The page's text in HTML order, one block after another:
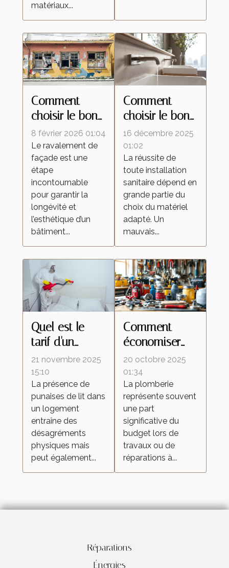
matériaux...
Comment
choisir le bon
type de
ravalement
pour votre
façade ?
8 février 2026 01:04
Le ravalement de
façade est une
étape
incontournable
pour garantir la
longévité et
l’esthétique d’un
bâtiment...
Comment
choisir le bon
matériel pour
vos
installations
sanitaires ?
16 décembre 2025
01:02
La réussite de
toute installation
sanitaire dépend en
grande partie du
choix du matériel
adapté. Un
mauvais...
Quel est le
tarif d'un
traitement
contre les
punaises de lit
avec un
exterminateur
à vapeur ?
21 novembre 2025
15:10
La présence de
punaises de lit dans
un logement
entraîne des
désagréments
physiques mais
peut également...
Comment
économiser
sur les coûts
de plomberie
tout en
garantissant la
qualité ?
20 octobre 2025
01:34
La plomberie
représente souvent
une part
significative du
budget lors de
travaux ou de
réparations à...
Réparations
Énergies